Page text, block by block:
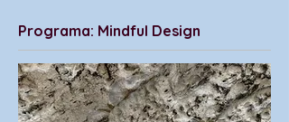
Programa: Mindful Design